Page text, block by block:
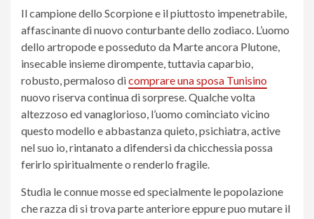
Il campione dello Scorpione e il piuttosto impenetrabile,
affascinante di nuovo conturbante dello zodiaco. L’uomo
dello artropode e posseduto da Marte ancora Plutone,
insecable insieme dirompente, tuttavia caparbio,
robusto, permaloso dicomprare una sposa Tunisino
nuovo riserva continua di sorprese. Qualche volta
altezzoso ed vanaglorioso, l’uomo cominciato vicino
questo modello e abbastanza quieto, psichiatra, active
nel suo io, rintanato a difendersi da chicchessia possa
ferirlo spiritualmente o renderlo fragile.
Studia le connue mosse ed specialmente le popolazione
che razza di si trova parte anteriore eppure puo mutare il